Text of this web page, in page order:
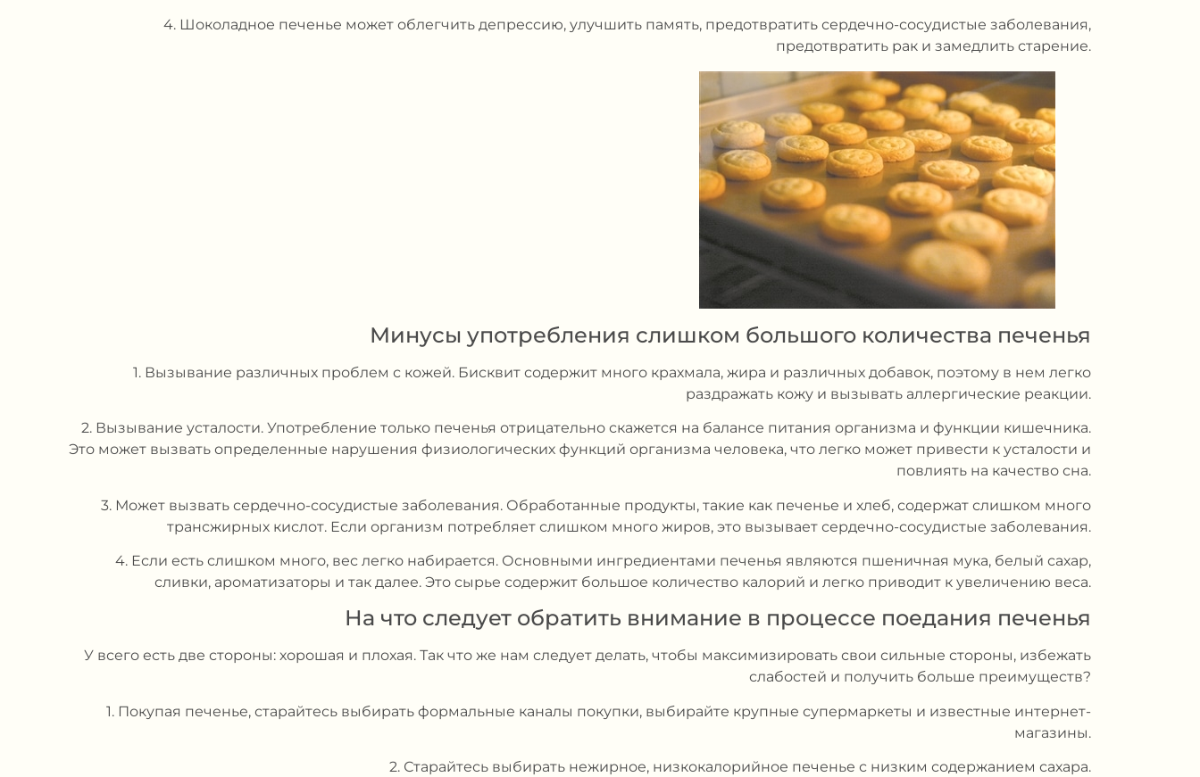
4. Шоколадное печенье может облегчить депрессию, улучшить память, предотвратить сердечно-сосудистые заболевания,
предотвратить рак и замедлить старение.
Минусы употребления слишком большого количества печенья
1. Вызывание различных проблем с кожей. Бисквит содержит много крахмала, жира и различных добавок, поэтому в нем легко
раздражать кожу и вызывать аллергические реакции.
2. Вызывание усталости. Употребление только печенья отрицательно скажется на балансе питания организма и функции кишечника.
Это может вызвать определенные нарушения физиологических функций организма человека, что легко может привести к усталости и
повлиять на качество сна.
3. Может вызвать сердечно-сосудистые заболевания. Обработанные продукты, такие как печенье и хлеб, содержат слишком много
трансжирных кислот. Если организм потребляет слишком много жиров, это вызывает сердечно-сосудистые заболевания.
4. Если есть слишком много, вес легко набирается. Основными ингредиентами печенья являются пшеничная мука, белый сахар,
сливки, ароматизаторы и так далее. Это сырье содержит большое количество калорий и легко приводит к увеличению веса.
На что следует обратить внимание в процессе поедания печенья
У всего есть две стороны: хорошая и плохая. Так что же нам следует делать, чтобы максимизировать свои сильные стороны, избежать
слабостей и получить больше преимуществ?
1. Покупая печенье, старайтесь выбирать формальные каналы покупки, выбирайте крупные супермаркеты и известные интернет-
магазины.
2. Старайтесь выбирать нежирное, низкокалорийное печенье с низким содержанием сахара.